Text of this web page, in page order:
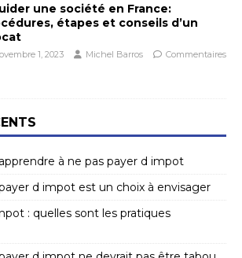
une société en France:
étapes et conseils d’un
1, 2023 Michel Barros
Commentaires
à ne pas payer d impot
d impot est un choix à envisager
: quelles sont les pratiques